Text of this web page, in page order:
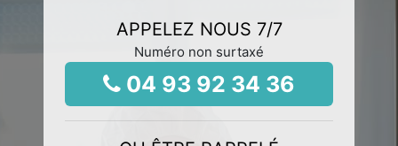
APPELEZ NOUS 7/7
Numéro non surtaxé
04 93 92 34 36